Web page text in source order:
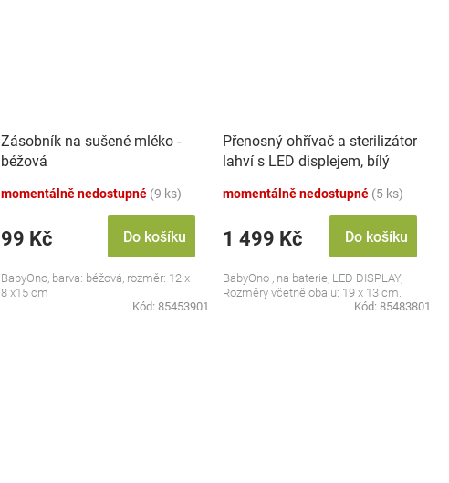
Zásobník na sušené mléko -
béžová
momentálně nedostupné (9 ks)
99 Kč Do košíku
BabyOno, barva: béžová, rozměr: 12 x
8 x15 cm
Kód: 85453901
Přenosný ohřívač a sterilizátor
lahví s LED displejem, bílý
momentálně nedostupné (5 ks)
1 499 Kč Do košíku
BabyOno , na baterie, LED DISPLAY,
Rozměry včetně obalu: 19 x 13 cm.
Kód: 85483801